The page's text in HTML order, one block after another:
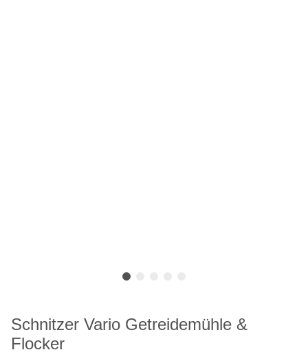
Schnitzer Vario Getreidemühle &
Flocker